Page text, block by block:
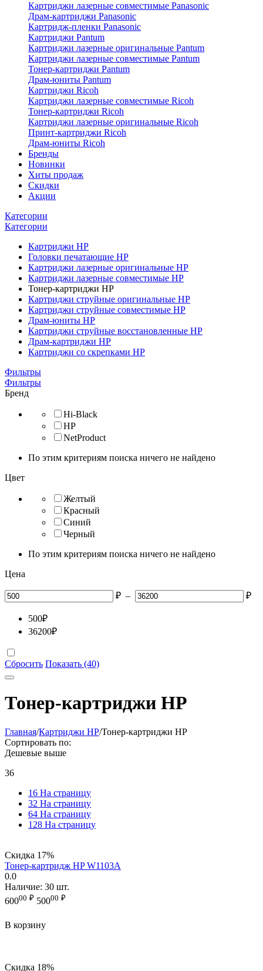
Картриджи лазерные совместимые Panasonic
Драм-картриджи Panasonic
Картридж-пленки Panasonic
Картриджи Pantum
Картриджи лазерные оригинальные Pantum
Картриджи лазерные совместимые Pantum
Тонер-картриджи Pantum
Драм-юниты Pantum
Картриджи Ricoh
Картриджи лазерные совместимые Ricoh
Тонер-картриджи Ricoh
Картриджи лазерные оригинальные Ricoh
Принт-картриджи Ricoh
Драм-юниты Ricoh
Бренды
Новинки
Хиты продаж
Скидки
Акции
Категории
Категории
Картриджи HP
Головки печатающие HP
Картриджи лазерные оригинальные HP
Картриджи лазерные совместимые HP
Тонер-картриджи HP
Картриджи струйные оригинальные HP
Картриджи струйные совместимые HP
Драм-юниты HP
Картриджи струйные восстановленные HP
Драм-картриджи HP
Картриджи со скрепками HP
Фильтры
Фильтры
Бренд
Hi-Black
HP
NetProduct
По этим критериям поиска ничего не найдено
Цвет
Желтый
Красный
Синий
Черный
По этим критериям поиска ничего не найдено
Цена
₽ – ₽
500₽
36200₽
Сбросить Показать (40)
Тонер-картриджи HP
Главная/Картриджи HP/Тонер-картриджи HP
Сортировать по:
Дешевые выше
36
16 На страницу
32 На страницу
64 На страницу
128 На страницу
Скидка 17%
Тонер-картридж HP W1103A
0.0
Наличие: 30 шт.
60000 ₽ 50000 ₽
В корзину
Скидка 18%